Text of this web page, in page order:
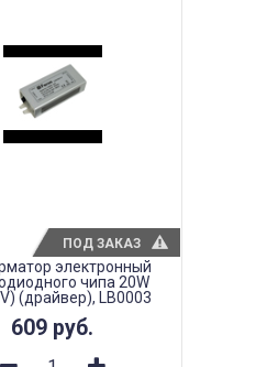
электронный
чипа 20W
(драйвер), LB0003
609 руб.
ПОД ЗАКАЗ